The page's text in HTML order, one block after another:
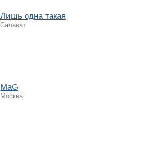
Лишь одна такая
Салават
MaG
Москва